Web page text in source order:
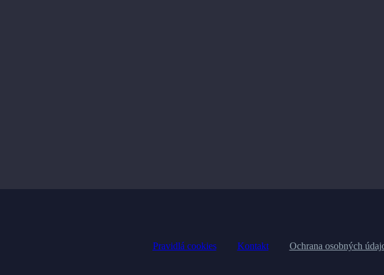
Pravidlá cookies
Kontakt Ochrana osobných